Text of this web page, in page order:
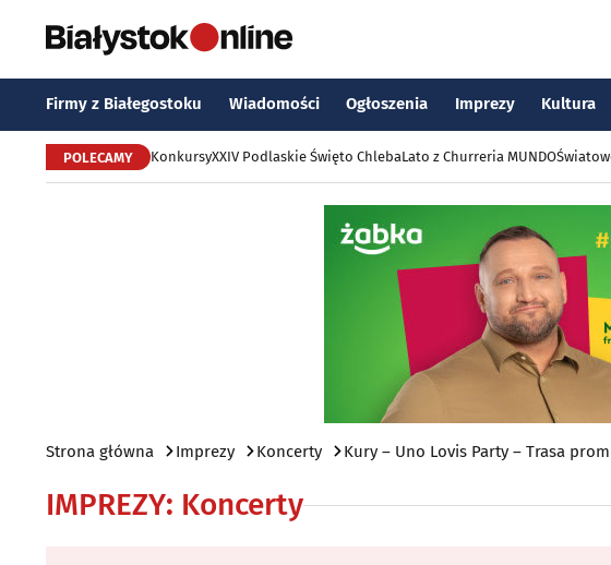
Firmy z Białegostoku Wiadomości Ogłoszenia Imprezy Kultura
POLECAMY KonkursyXXIV Podlaskie Święto ChlebaLato z Churreria MUNDO
Strona główna Imprezy Koncerty Kury – Uno Lovis Party – Trasa
IMPREZY: Koncerty